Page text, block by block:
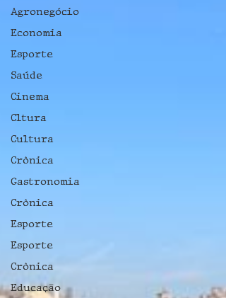
Agronegócio
Economia
Esporte
Saúde
Cinema
Cltura
Cultura
Crônica
Gastronomia
Crônica
Esporte
Esporte
Crônica
Educação